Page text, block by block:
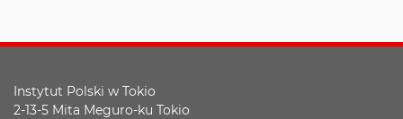
Instytut Polski w Tokio
2-13-5 Mita Meguro-ku Tokio